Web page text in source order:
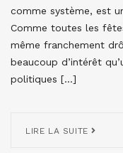
comme système, est
Comme toutes les
même franchement
beaucoup d’intérêt
politiques […]
LIRE LA SUITE